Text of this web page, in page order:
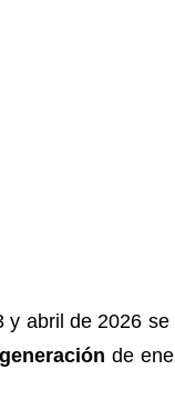
abril de 2026
de